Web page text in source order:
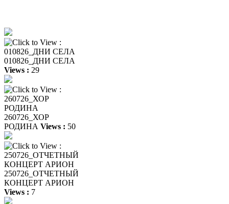
010826_ДНИ СЕЛА
Views : 29
260726_ХОР
РОДИНА Views : 50
250726_ОТЧЕТНЫЙ
КОНЦЕРТ АРИОН
Views : 7